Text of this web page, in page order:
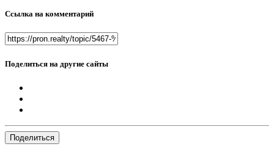
Ссылка на комментарий
Поделиться на другие сайты
Поделиться